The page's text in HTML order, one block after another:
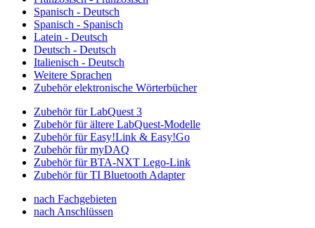
Spanisch - Deutsch
Spanisch - Spanisch
Latein - Deutsch
Deutsch - Deutsch
Italienisch - Deutsch
Weitere Sprachen
Zubehör elektronische Wörterbücher
Zubehör für LabQuest 3
Zubehör für ältere LabQuest-Modelle
Zubehör für Easy!Link & Easy!Go
Zubehör für myDAQ
Zubehör für BTA-NXT Lego-Link
Zubehör für TI Bluetooth Adapter
nach Fachgebieten
nach Anschlüssen